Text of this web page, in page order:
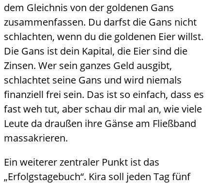
dem Gleichnis von der goldenen Gans
zusammenfassen. Du darfst die Gans nicht
schlachten, wenn du die goldenen Eier willst.
Die Gans ist dein Kapital, die Eier sind die
Zinsen. Wer sein ganzes Geld ausgibt,
schlachtet seine Gans und wird niemals
finanziell frei sein. Das ist so einfach, dass es
fast weh tut, aber schau dir mal an, wie viele
Leute da draußen ihre Gänse am Fließband
massakrieren.
Ein weiterer zentraler Punkt ist das
„Erfolgstagebuch“. Kira soll jeden Tag fünf